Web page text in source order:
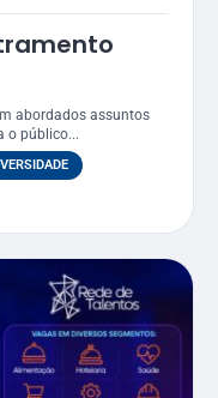
funcionários
abordados assuntos
o público...